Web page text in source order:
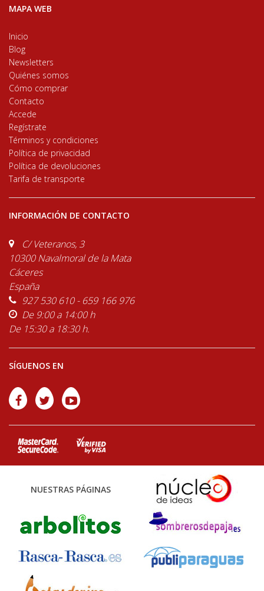
MAPA WEB
Inicio
Blog
Newsletters
Quiénes somos
Cómo comprar
Contacto
Accede
Regístrate
Términos y condiciones
Política de privacidad
Política de devoluciones
Tarifa de transporte
INFORMACIÓN DE CONTACTO
C/ Veteranos, 3
10300 Navalmoral de la Mata
Cáceres
España
927 530 610 - 659 166 976
De 9:00 a 14:00 h
De 15:30 a 18:30 h.
SÍGUENOS EN
NUESTRAS PÁGINAS